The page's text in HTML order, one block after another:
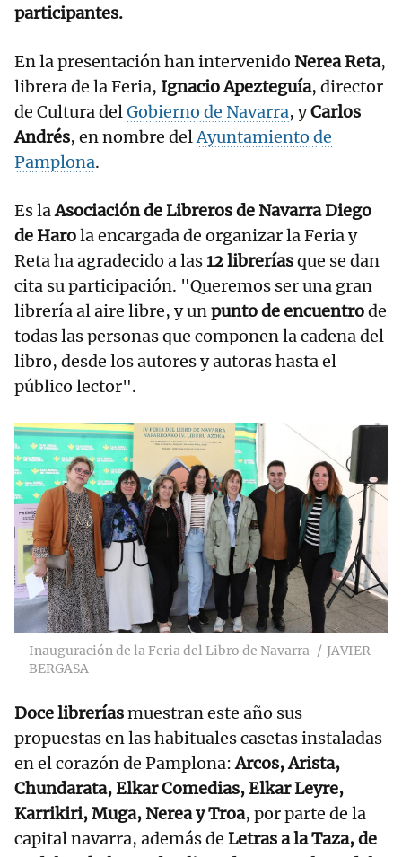
participantes.
En la presentación han intervenido Nerea Reta,
librera de la Feria, Ignacio Apezteguía, director
de Cultura delGobierno de Navarra, yCarlos
Andrés, en nombre delAyuntamiento de
Pamplona.
Es laAsociación de Libreros de Navarra Diego
de Harola encargada de organizar la Feria y
Reta ha agradecido a las12 libreríasque se dan
cita su participación. "Queremos ser una gran
librería al aire libre, y unpunto de encuentrode
todas las personas que componen la cadena del
libro, desde los autores y autoras hasta el
público lector".
Inauguración de la Feria del Libro de Navarra
JAVIER
BERGASA
Doce libreríasmuestran este año sus
propuestas en las habituales casetas instaladas
en el corazón de Pamplona:Arcos, Arista,
Chundarata, Elkar Comedias, Elkar Leyre,
Karrikiri, Muga, Nerea y Troa, por parte de la
capital navarra, además de Letras a la Taza, de